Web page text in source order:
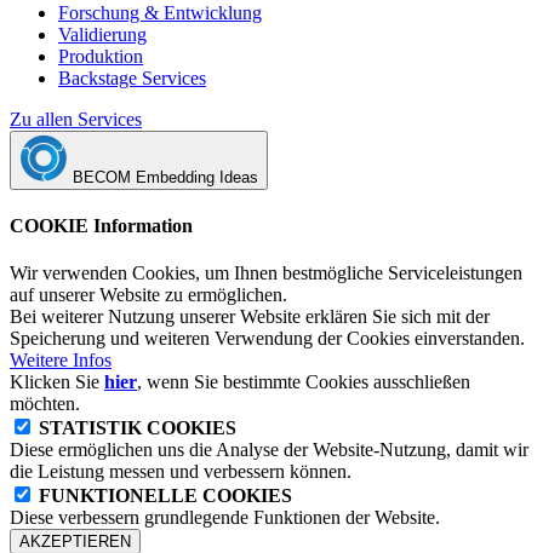
Forschung & Entwicklung
Validierung
Produktion
Backstage Services
Zu allen Services
BECOM Embedding Ideas
COOKIE Information
Wir verwenden Cookies, um Ihnen bestmögliche Serviceleistungen
auf unserer Website zu ermöglichen.
Bei weiterer Nutzung unserer Website erklären Sie sich mit der
Speicherung und weiteren Verwendung der Cookies einverstanden.
Weitere Infos
Klicken Sie hier, wenn Sie bestimmte Cookies ausschließen
möchten.
STATISTIK COOKIES
Diese ermöglichen uns die Analyse der Website-Nutzung, damit wir
die Leistung messen und verbessern können.
FUNKTIONELLE COOKIES
Diese verbessern grundlegende Funktionen der Website.
AKZEPTIEREN